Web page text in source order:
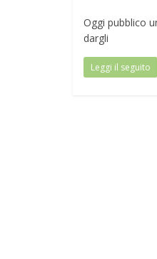
Oggi pubblico
dargli
Leggi il seguito